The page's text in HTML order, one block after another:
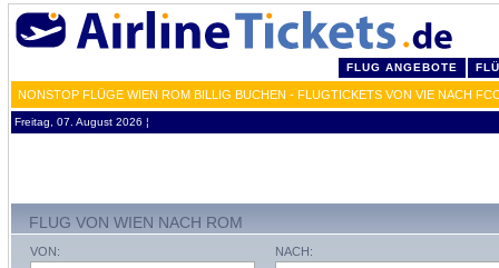
FLUG ANGEBOTE
NONSTOP FLÜGE WIEN ROM BILLIG BUCHEN - FLUGTICKETS VON VIE NACH
Freitag, 07. August 2026 ¦
FLUG VON WIEN NACH ROM
VON: NACH: